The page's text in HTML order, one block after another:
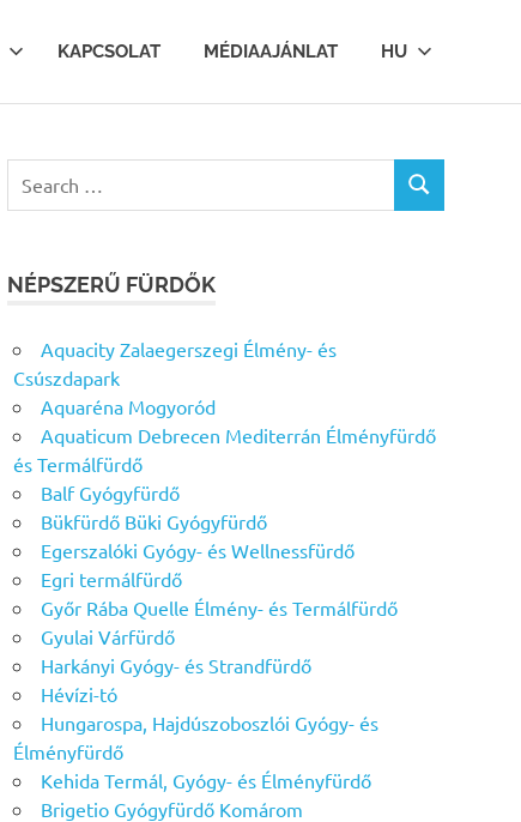
KAPCSOLAT MÉDIAAJÁNLAT HU
for:
SEARCH
NÉPSZERŰ FÜRDŐK
Aquacity Zalaegerszegi Élmény- és
Csúszdapark
Aquaréna Mogyoród
Aquaticum Debrecen Mediterrán Élményfürdő
és Termálfürdő
Balf Gyógyfürdő
Bükfürdő Büki Gyógyfürdő
Egerszalóki Gyógy- és Wellnessfürdő
Egri termálfürdő
Győr Rába Quelle Élmény- és Termálfürdő
Gyulai Várfürdő
Harkányi Gyógy- és Strandfürdő
Hévízi-tó
Hungarospa, Hajdúszoboszlói Gyógy- és
Élményfürdő
Kehida Termál, Gyógy- és Élményfürdő
Brigetio Gyógyfürdő Komárom